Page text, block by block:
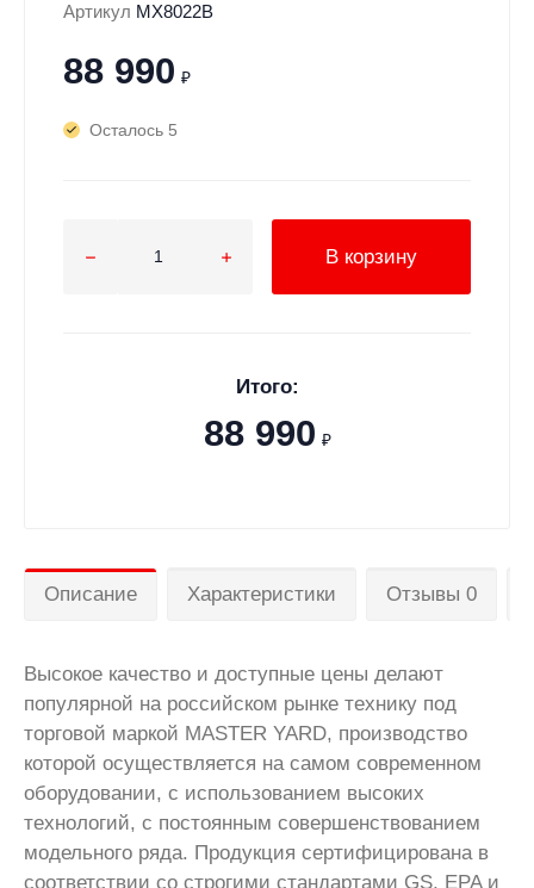
Артикул MX8022B
88 990 ₽
Осталось 5
В корзину
Итого:
88 990 ₽
Описание Характеристики Отзывы 0
Высокое качество и доступные цены делают
популярной на российском рынке технику под
торговой маркой MASTER YARD, производство
которой осуществляется на самом современном
оборудовании, с использованием высоких
технологий, с постоянным совершенствованием
модельного ряда. Продукция сертифицирована в
соответствии со строгими стандартами GS, EPA и